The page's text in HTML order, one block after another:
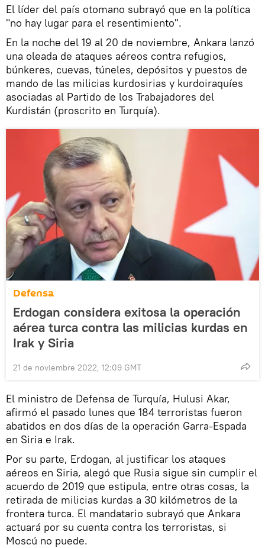
El líder del país otomano subrayó que en la política
"no hay lugar para el resentimiento".
En la noche del 19 al 20 de noviembre, Ankara lanzó
una oleada de ataques aéreos contra refugios,
búnkeres, cuevas, túneles, depósitos y puestos de
mando de las milicias kurdosirias y kurdoiraquíes
asociadas al Partido de los Trabajadores del
Kurdistán (proscrito en Turquía).
Defensa
Erdogan considera exitosa la operación
aérea turca contra las milicias kurdas en
Irak y Siria
21 de noviembre 2022, 12:09 GMT
El ministro de Defensa de Turquía, Hulusi Akar,
afirmó el pasado lunes que 184 terroristas fueron
abatidos en dos días de la operación Garra-Espada
en Siria e Irak.
Por su parte, Erdogan, al justificar los ataques
aéreos en Siria, alegó que Rusia sigue sin cumplir el
acuerdo de 2019 que estipula, entre otras cosas, la
retirada de milicias kurdas a 30 kilómetros de la
frontera turca. El mandatario subrayó que Ankara
actuará por su cuenta contra los terroristas, si
Moscú no puede.